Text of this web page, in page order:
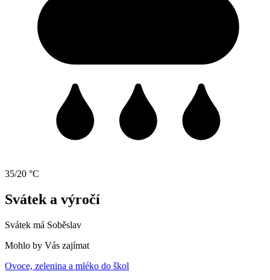
35/20 °C
Svátek a výročí
Svátek má Soběslav
Mohlo by Vás zajímat
Ovoce, zelenina a mléko do škol